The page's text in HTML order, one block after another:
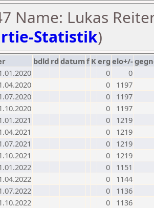
Name: Lukas
Statistik)
bdld rd datumf Kerg elo+/-
0
0
0
1197
0
1197
0
1197
0
1219
0
1219
0
1219
0
1219
0
1151
0
1144
0
1136
0
1136